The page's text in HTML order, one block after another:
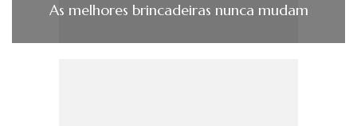
As melhores brincadeiras nunca mudam